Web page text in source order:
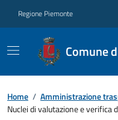
Regione Piemonte
Comune
Home / Amministrazione
Nuclei di valutazione e verifica